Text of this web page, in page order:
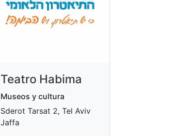
Teatro Habima
Museos y cultura
Sderot Tarsat 2, Tel Aviv
Jaffa